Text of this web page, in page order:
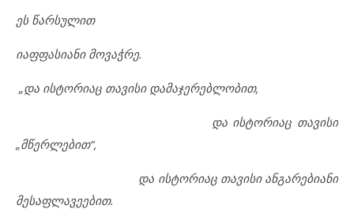
ეს წარსულით
იაფფასიანი მოვაჭრე.
„და ისტორიაც თავისი დამაჯერებლობით,
და ისტორიაც თავისი
„მწერლებით“,
და ისტორიაც თავისი ანგარებიანი
მესაფლავეებით.